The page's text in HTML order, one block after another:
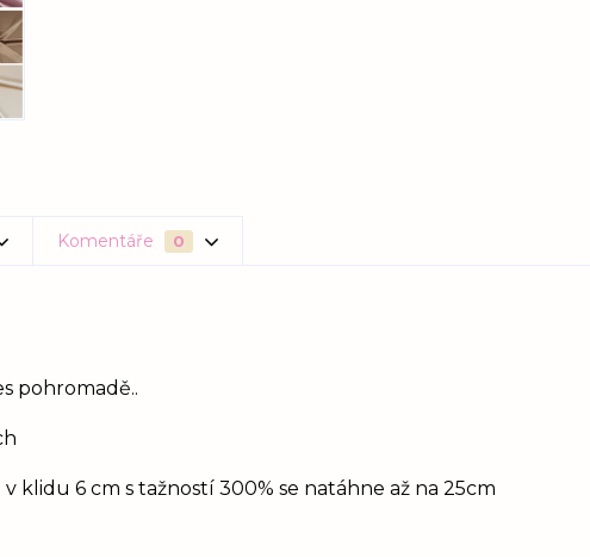
Komentáře 0
pohromadě..
klidu 6 cm s tažností 300% se natáhne až na 25cm